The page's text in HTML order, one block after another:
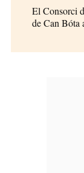
El Consorci
de Can Bóta